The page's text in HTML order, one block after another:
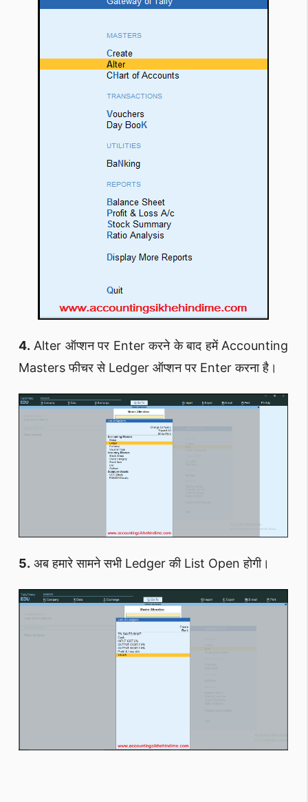
4. Alter ऑप्शन पर Enter करने के बाद हमें Accounting
Masters फीचर से Ledger ऑप्शन पर Enter करना है।
5. अब हमारे सामने सभी Ledger की List Open होगी।